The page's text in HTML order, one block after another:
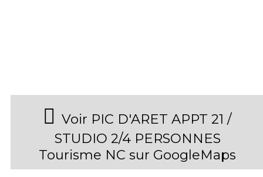
Voir PIC D'ARET APPT 21 /
STUDIO 2/4 PERSONNES
Tourisme NC sur GoogleMaps